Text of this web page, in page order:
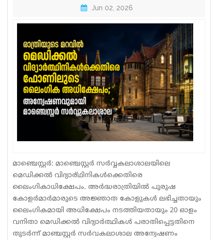
Classifieds
Gallery
Jun 02, 2026
മാഞ്ചെസ്റ്റർ: മാഞ്ചെസ്റ്റർ സർവ്വകലാശാലയിലെ
മെഡിക്കൽ വിദ്യാര്ഥിനികൾക്കെതിരെ
ലൈംഗികാധിക്ഷേപം. അർദ്ധരാത്രിയിൽ പുരുഷ
കോളർമാർമാരുടെ അജ്ഞാത കോളുകൾ ലഭിച്ചതായും
ലൈംഗികമായി അധിക്ഷേപം നടത്തിയതായും 20 ഓളം
വനിതാ മെഡിക്കൽ വിദ്യാർത്ഥികൾ പരാതിപ്പെട്ടതിനെ
തുടർന്ന് മാഞ്ചസ്റ്റർ സർവകലാശാല അന്വേഷണം